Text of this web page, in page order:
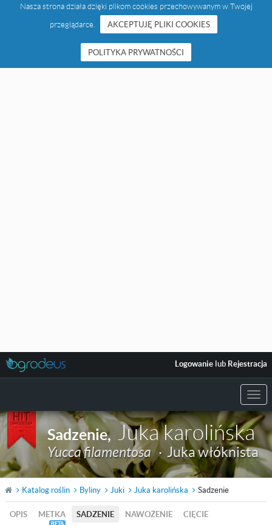
Nasza strona działa dzięki plikom cookies przechowywanym w Twojej
przeglądarce.
AKCEPTUJĘ PLIKI COOKIES
POLITYKA PRYWATNOŚCI
Logowanie lub Rejestracja
Sadzenie, Juka karolińska
Yucca filamentosa·Juka włóknista
Katalog roślin Byliny Juki Juka karolińska Sadzenie
OPIS METKA SADZENIE NAWOŻENIE
CIĘCIE